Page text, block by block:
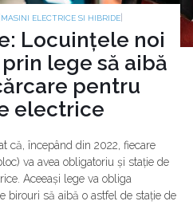
MASINI ELECTRICE SI HIBRIDE
Locuințele noi
lege să aibă
pentru
electrice
că, începând din 2022, fiecare
va avea obligatoriu și stație de
Aceeași lege va obliga
birouri să aibă o astfel de stație de